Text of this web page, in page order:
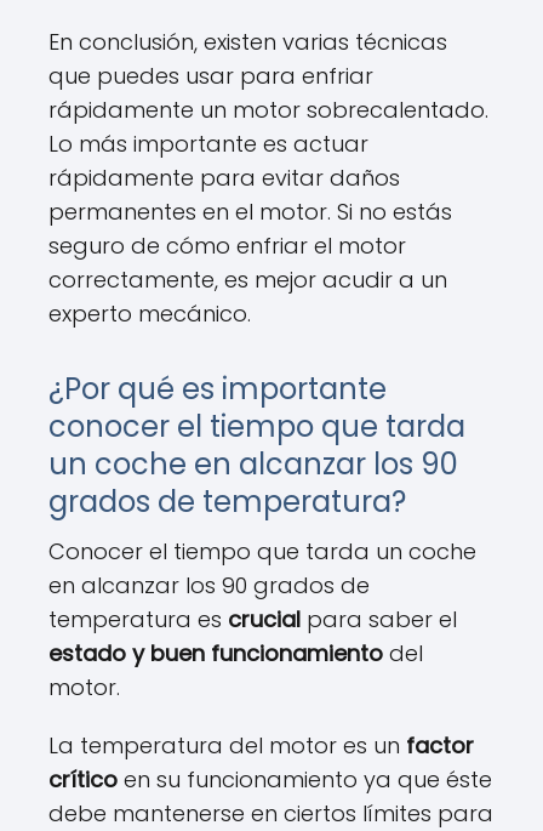
En conclusión, existen varias técnicas
que puedes usar para enfriar
rápidamente un motor sobrecalentado.
Lo más importante es actuar
rápidamente para evitar daños
permanentes en el motor. Si no estás
seguro de cómo enfriar el motor
correctamente, es mejor acudir a un
experto mecánico.
¿Por qué es importante
conocer el tiempo que tarda
un coche en alcanzar los 90
grados de temperatura?
Conocer el tiempo que tarda un coche
en alcanzar los 90 grados de
temperatura es crucial para saber el
estado y buen funcionamiento del
motor.
La temperatura del motor es un factor
crítico en su funcionamiento ya que éste
debe mantenerse en ciertos límites para